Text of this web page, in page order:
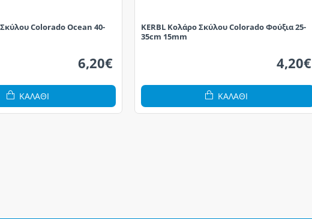
Colorado Ocean 40-
6,20€
ΚΑΛΆΘΙ
KERBL Κολάρο Σκύλου Colorado Φούξια 25-
35cm 15mm
4,20€
ΚΑΛΆΘΙ